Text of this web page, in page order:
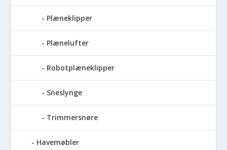
Plæneklipper
Plænelufter
Robotplæneklipper
Sneslynge
Trimmersnøre
Havemøbler